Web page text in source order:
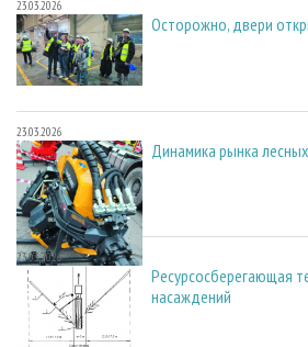
23.03.2026
Осторожно, двери
23.03.2026
Динамика рынка
23.03.2026
Ресурсосберегающая
насаждений